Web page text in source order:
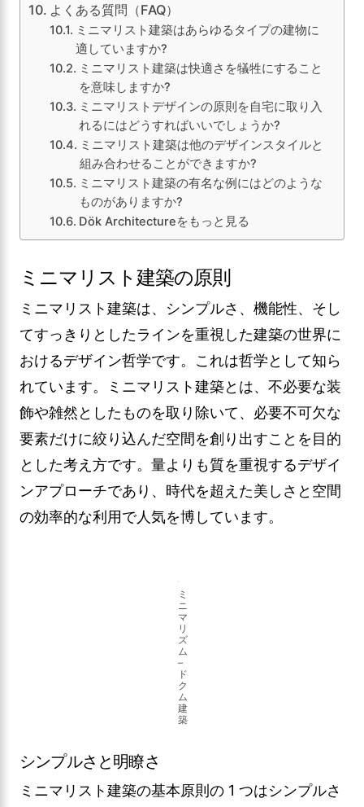
よくある質問（FAQ）
ミニマリスト建築はあらゆるタイプの建物に
適していますか?
ミニマリスト建築は快適さを犠牲にすること
を意味しますか?
ミニマリストデザインの原則を自宅に取り入
れるにはどうすればいいでしょうか?
ミニマリスト建築は他のデザインスタイルと
組み合わせることができますか?
ミニマリスト建築の有名な例にはどのような
ものがありますか?
Dök Architectureをもっと見る
ミニマリスト建築の原則
ミニマリスト建築は、シンプルさ、機能性、そし
てすっきりとしたラインを重視した建築の世界に
おけるデザイン哲学です。これは哲学として知ら
れています。ミニマリスト建築とは、不必要な装
飾や雑然としたものを取り除いて、必要不可欠な
要素だけに絞り込んだ空間を創り出すことを目的
とした考え方です。量よりも質を重視するデザイ
ンアプローチであり、時代を超えた美しさと空間
の効率的な利用で人気を博しています。
ミ
ニ
マ
リ
ズ
ム
–
ド
ク
ム
建
築
シンプルさと明瞭さ
ミニマリスト建築の基本原則の 1 つはシンプルさ